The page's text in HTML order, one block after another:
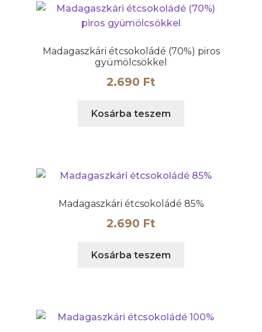
Madagaszkári étcsokoládé (70%) piros
gyümölcsökkel
2.690 Ft
Kosárba teszem
Madagaszkári étcsokoládé 85%
2.690 Ft
Kosárba teszem